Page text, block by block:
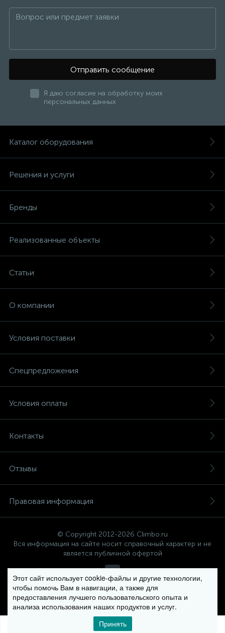
0
Отправить сообщение
Я даю согласие на обработку моих
персональных данных
Каталог оборудования
Решения и услуги
Бренды
Реализованные объекты
Статьи
О компании
Условия поставки
Спецпредложения
Условия оплаты
Контакты
Отзывы
Правовая информация
© Copyright 2012-2026 Climbo.ru
Вся информация на сайте носит справочный характер и не
является публичной офертой
Политика компании в отношении обработки персональных
данных
Этот сайт использует cookie-файлы и другие технологии,
чтобы помочь Вам в навигации, а также для
предоставления лучшего пользовательского опыта и
анализа использования наших продуктов и услуг.
Принять